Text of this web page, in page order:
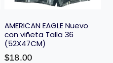
AMERICAN EAGLE Nuevo
con viñeta Talla 36
(52X47CM)
$18.00